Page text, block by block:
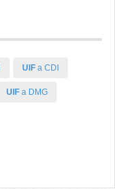
UIF a CDI
UIF a DMG